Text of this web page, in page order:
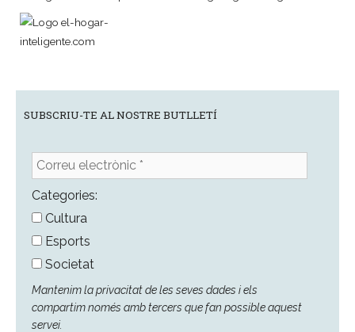
SUBSCRIU-TE AL NOSTRE BUTLLETÍ
Correu
electrònic
*Categories:
Cultura
Esports
Societat
Mantenim la privacitat de les seves dades i els
compartim només amb tercers que fan possible aquest
servei.